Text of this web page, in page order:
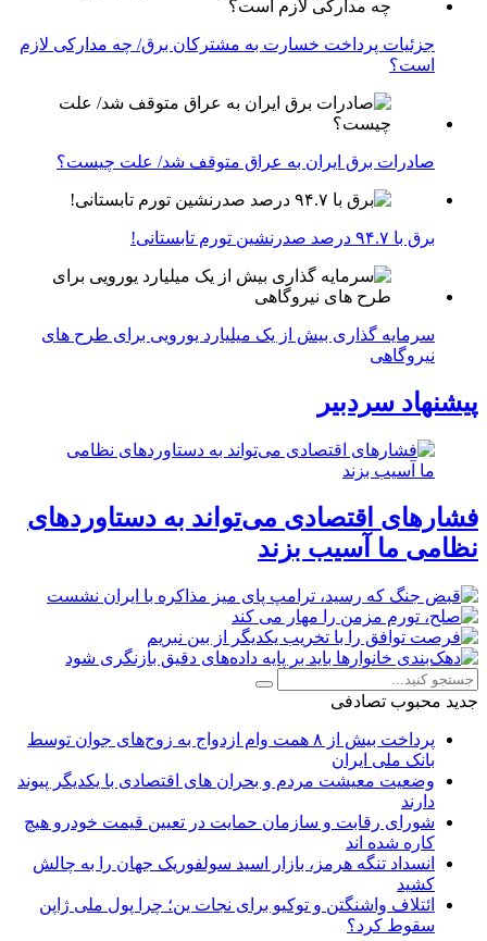
جزئیات پرداخت خسارت به مشترکان برق/ چه مدارکی لازم
است؟
صادرات برق ایران به عراق متوقف شد/ علت چیست؟
برق با ۹۴.۷ درصد صدرنشین تورم تابستانی!
سرمایه گذاری بیش از یک میلیارد یورویی برای طرح های
نیروگاهی
پیشنهاد سردبیر
فشارهای اقتصادی می‌تواند به دستاوردهای
نظامی ما آسیب بزند
جدید محبوب تصادفی
پرداخت بیش از ۸ همت وام ازدواج به زوج‌های جوان توسط
بانک ملی ایران
وضعیت معیشت مردم و بحران های اقتصادی با یکدیگر پیوند
دارند
شورای رقابت و سازمان حمایت در تعیین قیمت خودرو هیچ
کاره شده اند
انسداد تنگه هرمز، بازار اسید سولفوریک جهان را به چالش
کشید
ائتلاف واشنگتن و توکیو برای نجات ین؛ چرا پول ملی ژاپن
سقوط کرد؟